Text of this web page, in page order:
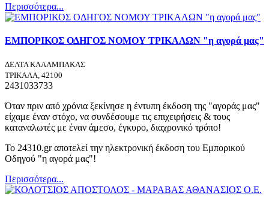
Περισσότερα...
ΕΜΠΟΡΙΚΟΣ ΟΔΗΓΟΣ ΝΟΜΟΥ ΤΡΙΚΑΛΩΝ "η αγορά μας"
ΔΕΛΤΑ ΚΑΛΑΜΠΑΚΑΣ
ΤΡΙΚΑΛΑ, 42100
2431033733
Όταν πριν από χρόνια ξεκίνησε η έντυπη έκδοση της "αγοράς μας"
είχαμε έναν στόχο, να συνδέσουμε τις επιχειρήσεις & τους
καταναλωτές με έναν άμεσο, έγκυρο, διαχρονικό τρόπο!
To 24310.gr αποτελεί την ηλεκτρονική έκδοση του Εμπορικού
Οδηγού "η αγορά μας"!
Περισσότερα...